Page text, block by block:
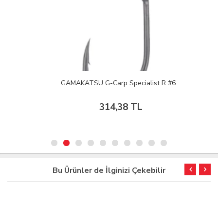
GAMAKATSU G-Carp Specialist R #6
314,38 TL
Bu Ürünler de İlginizi Çekebilir